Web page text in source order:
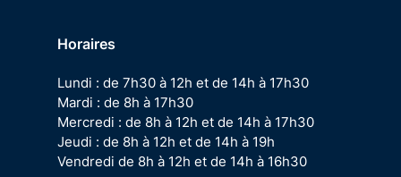
Horaires
Lundi : de 7h30 à 12h et de 14h à 17h30
Mardi : de 8h à 17h30
Mercredi : de 8h à 12h et de 14h à 17h30
Jeudi : de 8h à 12h et de 14h à 19h
Vendredi de 8h à 12h et de 14h à 16h30